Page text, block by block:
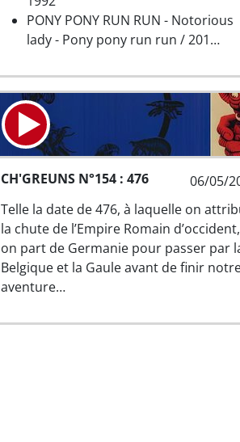
PONY PONY RUN RUN - Notorious
lady - Pony pony run run / 201…
06/05/
CH'GREUNS N°154 : 476
Telle la date de 476, à laquelle on
la chute de l’Empire Romain d’occident,
on part de Germanie pour passer par
Belgique et la Gaule avant de finir
aventure…